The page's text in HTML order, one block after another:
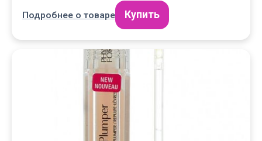
Подробнее о товаре Купить